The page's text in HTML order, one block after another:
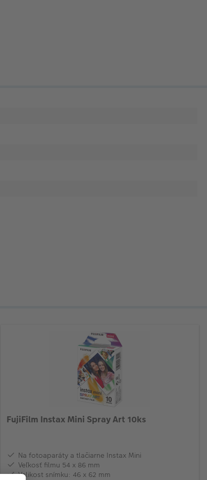
FujiFilm Instax Mini Spray Art 10ks
Na fotoaparáty a tlačiarne Instax Mini
Veľkosť filmu 54 x 86 mm
Velikost snímku: 46 x 62 mm